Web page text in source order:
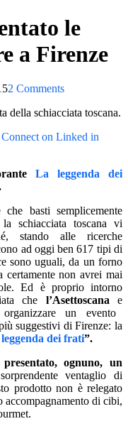
le
a Firenze
2 Comments
della schiacciata toscana.
Connect on Linked in
La leggenda dei
basti semplicemente
schiacciata toscana vi
stando alle ricerche
ad oggi ben 617 tipi di
sono uguali, da un forno
certamente non avrei mai
Ed è proprio intorno
che l’Asettoscanae
un evento
suggestivi di Firenze: la
dei frati”.
ognuno, un
ventaglio di
prodotto non è relegato
accompagnamento di cibi,